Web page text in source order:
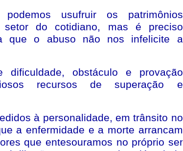
podemos usufruir os patrimônios
setor do cotidiano, mas é preciso
que o abuso não nos infelicite a
obstáculo e provação
recursos de superação e
à personalidade, em trânsito no
a enfermidade e a morte arrancam
que entesouramos no próprio ser